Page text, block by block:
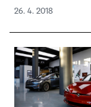
26. 4. 2018